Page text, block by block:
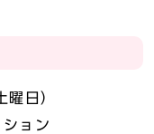
日）
ョン